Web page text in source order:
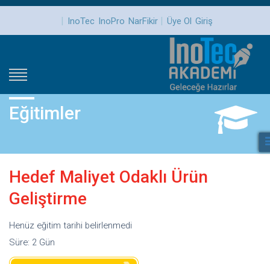
| InoTec InoPro NarFikir | Üye Ol Giriş
Eğitimler
Hedef Maliyet Odaklı Ürün
Geliştirme
Henüz eğitim tarihi belirlenmedi
Süre: 2 Gün